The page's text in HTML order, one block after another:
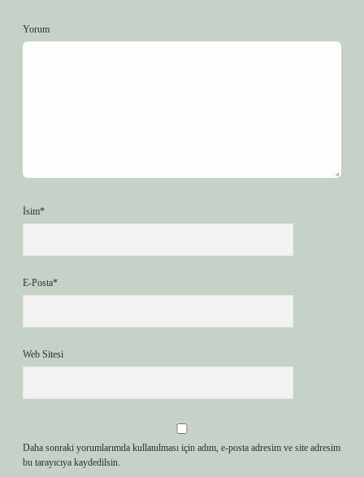
Yorum
İsim*
E-Posta*
Web Sitesi
Daha sonraki yorumlarımda kullanılması için adım, e-posta adresim ve site adresim
bu tarayıcıya kaydedilsin.